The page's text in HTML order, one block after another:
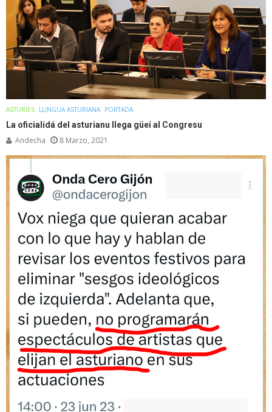
ASTURIES LLINGUA ASTURIANA PORTADA
La oficialidá del asturianu llega güei al Congresu
Andecha 8 Marzo, 2021